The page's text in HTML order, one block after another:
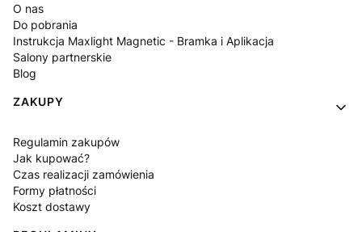
O nas
Do pobrania
Instrukcja Maxlight Magnetic - Bramka i Aplikacja
Salony partnerskie
Blog
ZAKUPY
Regulamin zakupów
Jak kupować?
Czas realizacji zamówienia
Formy płatności
Koszt dostawy